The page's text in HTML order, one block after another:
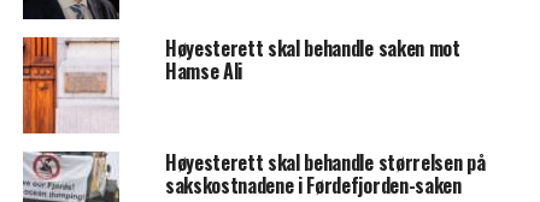
Høyesterett skal behandle saken mot
Hamse Ali
Høyesterett skal behandle størrelsen på
sakskostnadene i Førdefjorden-saken